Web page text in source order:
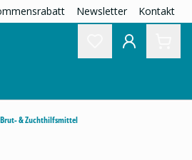
Newsletter Kontakt
Brut- & Zuchthilfsmittel